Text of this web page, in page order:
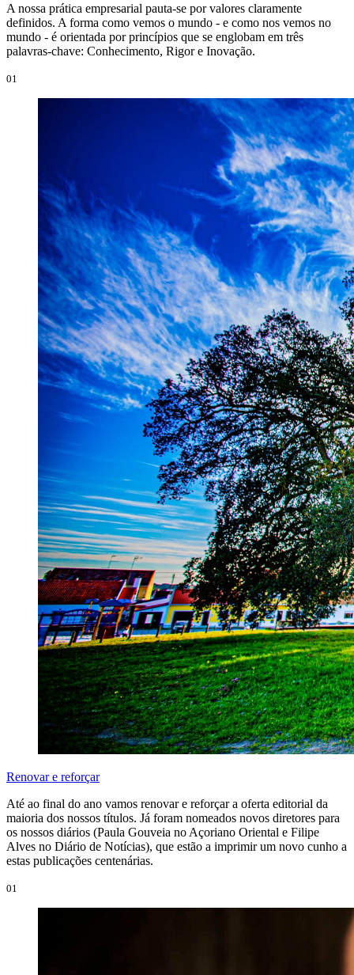
A nossa prática empresarial pauta-se por valores claramente
definidos. A forma como vemos o mundo - e como nos vemos no
mundo - é orientada por princípios que se englobam em três
palavras-chave: Conhecimento, Rigor e Inovação.
01
Renovar e reforçar
Até ao final do ano vamos renovar e reforçar a oferta editorial da
maioria dos nossos títulos. Já foram nomeados novos diretores para
os nossos diários (Paula Gouveia no Açoriano Oriental e Filipe
Alves no Diário de Notícias), que estão a imprimir um novo cunho a
estas publicações centenárias.
01